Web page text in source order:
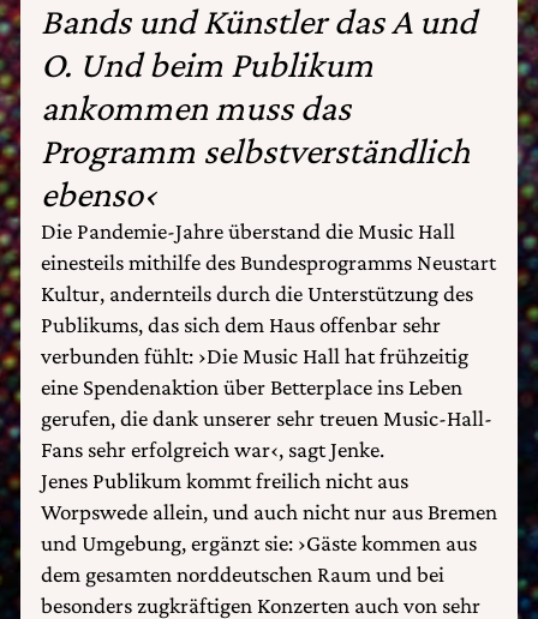
Bands und Künstler das A und
O. Und beim Publikum
ankommen muss das
Programm selbstverständlich
ebenso‹
Die Pandemie-Jahre überstand die Music Hall
einesteils mithilfe des Bundesprogramms Neustart
Kultur, andernteils durch die Unterstützung des
Publikums, das sich dem Haus offenbar sehr
verbunden fühlt: ›Die Music Hall hat frühzeitig
eine Spendenaktion über Betterplace ins Leben
gerufen, die dank unserer sehr treuen Music-Hall-
Fans sehr erfolgreich war‹, sagt Jenke.
Jenes Publikum kommt freilich nicht aus
Worpswede allein, und auch nicht nur aus Bremen
und Umgebung, ergänzt sie: ›Gäste kommen aus
dem gesamten norddeutschen Raum und bei
besonders zugkräftigen Konzerten auch von sehr